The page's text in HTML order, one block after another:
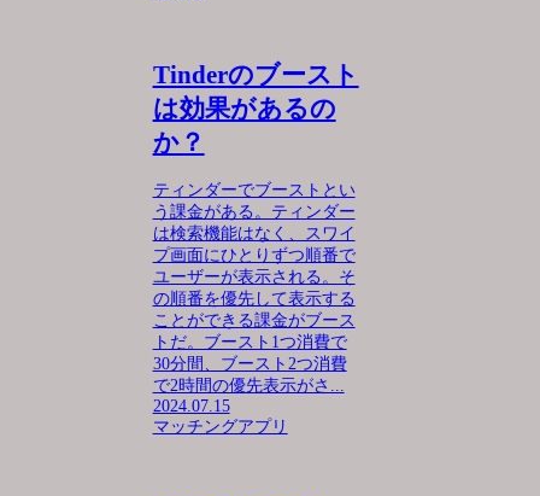
Tinderのブースト
は効果があるの
か？
ティンダーでブーストとい
う課金がある。ティンダー
は検索機能はなく、スワイ
プ画面にひとりずつ順番で
ユーザーが表示される。そ
の順番を優先して表示する
ことができる課金がブース
トだ。ブースト1つ消費で
30分間、ブースト2つ消費
で2時間の優先表示がさ...
2024.07.15
マッチングアプリ